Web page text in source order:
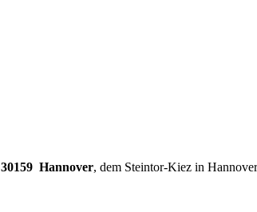
30159 Hannover, dem Steintor-Kiez in